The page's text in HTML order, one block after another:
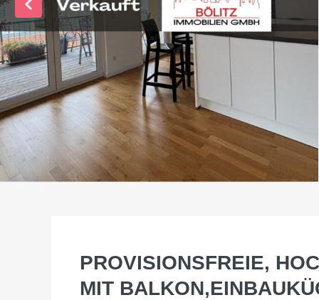
PROVISIONSFREIE,
MIT